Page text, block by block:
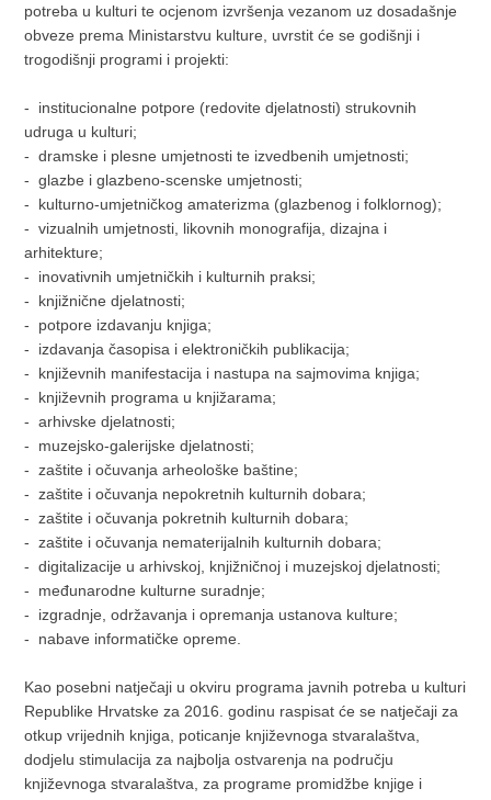
potreba u kulturi te ocjenom izvršenja vezanom uz dosadašnje
obveze prema Ministarstvu kulture, uvrstit će se godišnji i
trogodišnji programi i projekti:
- institucionalne potpore (redovite djelatnosti) strukovnih
udruga u kulturi;
- dramske i plesne umjetnosti te izvedbenih umjetnosti;
- glazbe i glazbeno-scenske umjetnosti;
- kulturno-umjetničkog amaterizma (glazbenog i folklornog);
- vizualnih umjetnosti, likovnih monografija, dizajna i
arhitekture;
- inovativnih umjetničkih i kulturnih praksi;
- knjižnične djelatnosti;
- potpore izdavanju knjiga;
- izdavanja časopisa i elektroničkih publikacija;
- književnih manifestacija i nastupa na sajmovima knjiga;
- književnih programa u knjižarama;
- arhivske djelatnosti;
- muzejsko-galerijske djelatnosti;
- zaštite i očuvanja arheološke baštine;
- zaštite i očuvanja nepokretnih kulturnih dobara;
- zaštite i očuvanja pokretnih kulturnih dobara;
- zaštite i očuvanja nematerijalnih kulturnih dobara;
- digitalizacije u arhivskoj, knjižničnoj i muzejskoj djelatnosti;
- međunarodne kulturne suradnje;
- izgradnje, održavanja i opremanja ustanova kulture;
- nabave informatičke opreme.
Kao posebni natječaji u okviru programa javnih potreba u kulturi
Republike Hrvatske za 2016. godinu raspisat će se natječaji za
otkup vrijednih knjiga, poticanje književnoga stvaralaštva,
dodjelu stimulacija za najbolja ostvarenja na području
književnoga stvaralaštva, za programe promidžbe knjige i